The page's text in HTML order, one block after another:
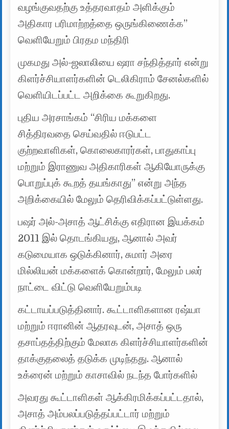
வழங்குவதற்கு உத்தரவாதம் அளிக்கும்
அதிகார பரிமாற்றத்தை ஒருங்கிணைக்க”
வெளியேறும் பிரதம மந்திரி
முகமது அல்-ஜலாலியை ஷரா சந்தித்தார் என்று
கிளர்ச்சியாளர்களின் டெலிகிராம் சேனல்களில்
வெளியிடப்பட்ட அறிக்கை கூறுகிறது.
புதிய அரசாங்கம் “சிரிய மக்களை
சித்திரவதை செய்வதில் ஈடுபட்ட
குற்றவாளிகள், கொலைகாரர்கள், பாதுகாப்பு
மற்றும் இராணுவ அதிகாரிகள் ஆகியோருக்கு
பொறுப்புக் கூறத் தயங்காது” என்று அந்த
அறிக்கையில் மேலும் தெரிவிக்கப்பட்டுள்ளது.
பஷர் அல்-அசாத் ஆட்சிக்கு எதிரான இயக்கம்
2011 இல் தொடங்கியது, ஆனால் அவர்
கடுமையாக ஒடுக்கினார், சுமார் அரை
மில்லியன் மக்களைக் கொன்றார், மேலும் பலர்
நாட்டை விட்டு வெளியேறும்படி
கட்டாயப்படுத்தினார். கூட்டாளிகளான ரஷ்யா
மற்றும் ஈரானின் ஆதரவுடன், அசாத் ஒரு
தசாப்தத்திற்கும் மேலாக கிளர்ச்சியாளர்களின்
தாக்குதலைத் தடுக்க முடிந்தது. ஆனால்
உக்ரைன் மற்றும் காசாவில் நடந்த போர்களில்
அவரது கூட்டாளிகள் ஆக்கிரமிக்கப்பட்டதால்,
அசாத் அம்பலப்படுத்தப்பட்டார் மற்றும்